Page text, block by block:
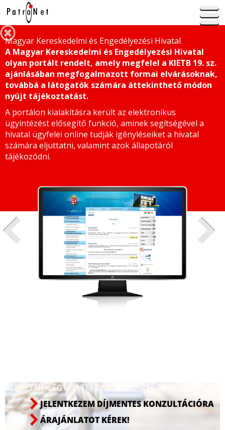
Magyar Kereskedelmi és Engedélyezési Hivatal
A Magyar Kereskedelmi és Engedélyezési Hivatal
olyan portált rendelt, amely megfelel a KIETB 19. sz.
ajánlásában megfogalmazott formai elvárásoknak,
továbbá a látogatók számára áttekinthető módon
nyújt tájékoztatást.
A portálon kialakításra került az elektronikus
ügyintézést elősegítő funkció, aminek segítségével a
hivatal ügyfelei online tudják igényléseiket a hivatal
számára eljuttatni, valamint azok állapotáról
tájékozódni.
SZERETNÉK EGY HATÉKONY, VEVŐSZERZŐ HONLAPOT!
JELENTKEZEM DÍJMENTES KONZULTÁCIÓRA
ÁRAJÁNLATOT KÉREK!